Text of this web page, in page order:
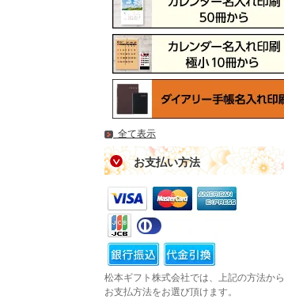
全て表示
お支払い方法
松本ギフト株式会社では、上記の方法から
お支払方法をお選び頂けます。